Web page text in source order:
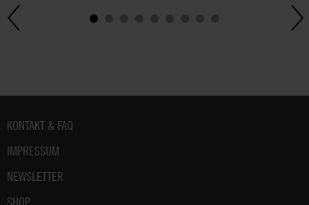
Fußbereich
KONTAKT & FAQ
IMPRESSUM
NEWSLETTER
SHOP